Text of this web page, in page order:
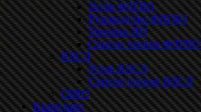
Устав ФЛГЯО
Руководство ФЛГЯО
Тренеры ЯО
Список членов ФЛГЯО
ЯЛСЛ
Устав ЯЛСЛ
Список членов ЯЛСЛ
СБЯО
Календари